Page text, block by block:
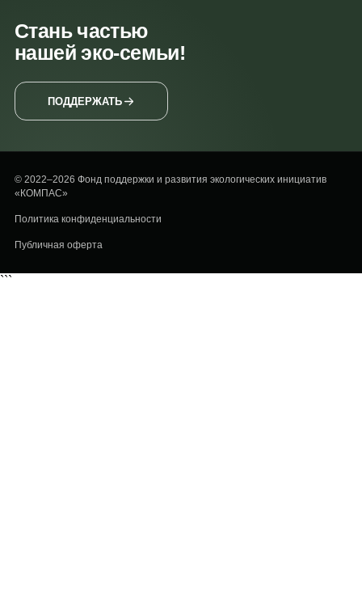
Стань частью
нашей эко-семьи!
ПОДДЕРЖАТЬ
© 2022–2026 Фонд поддержки и развития экологических инициатив
«КОМПАС»
Политика конфиденциальности
Публичная оферта
```